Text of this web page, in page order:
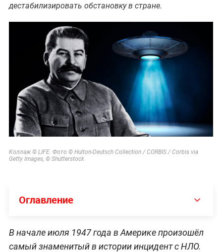
дестабилизировать обстановку в стране.
Коллаж © LIFE. Фото © Hulton-Deutsch Collection / CORBIS / Corbis via
Getty Images, © Shutterstock
Оглавление
В начале июля 1947 года в Америке произошёл
самый знаменитый в истории инцидент с НЛО.